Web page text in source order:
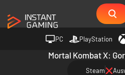
PC PlayStation
Mortal Kombat X:
Steam